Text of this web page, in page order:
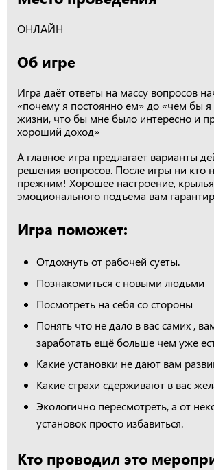
ОНЛАЙН
Об игре
Игра даёт ответы на массу вопросов
«почему я постоянно ем» до «чем бы я
жизни, что бы мне было интересно и
хороший доход»
А главное игра предлагает варианты
решения вопросов. После игры ни кто
прежним! Хорошее настроение,
эмоционального подъема вам
Игра поможет:
Отдохнуть от рабочей суеты.
Познакомиться с новыми людьми
Посмотреть на себя со стороны
Понять что не дало в вас самих ,
заработать ещё больше чем уже
Какие установки не дают вам
Какие страхи сдерживают в вас
Экологично пересмотреть, а от
установок просто избавиться.
Кто проводил это